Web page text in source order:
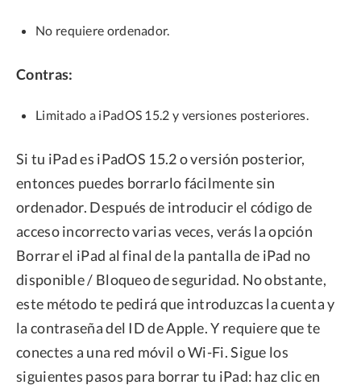
No requiere ordenador.
Contras:
Limitado a iPadOS 15.2 y versiones posteriores.
Si tu iPad es iPadOS 15.2 o versión posterior,
entonces puedes borrarlo fácilmente sin
ordenador. Después de introducir el código de
acceso incorrecto varias veces, verás la opción
Borrar el iPad al final de la pantalla de iPad no
disponible / Bloqueo de seguridad. No obstante,
este método te pedirá que introduzcas la cuenta y
la contraseña del ID de Apple. Y requiere que te
conectes a una red móvil o Wi-Fi. Sigue los
siguientes pasos para borrar tu iPad: haz clic en